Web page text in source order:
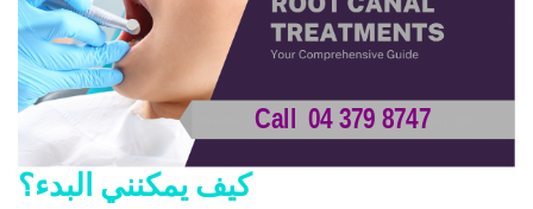
كيف يمكنني البدء؟